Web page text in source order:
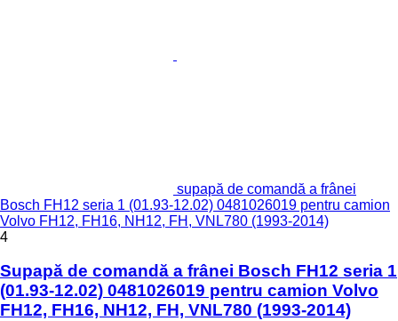
supapă de comandă a frânei
Bosch FH12 seria 1 (01.93-12.02) 0481026019 pentru camion
Volvo FH12, FH16, NH12, FH, VNL780 (1993-2014)
4
Supapă de comandă a frânei Bosch FH12 seria 1
(01.93-12.02) 0481026019 pentru camion Volvo
FH12, FH16, NH12, FH, VNL780 (1993-2014)